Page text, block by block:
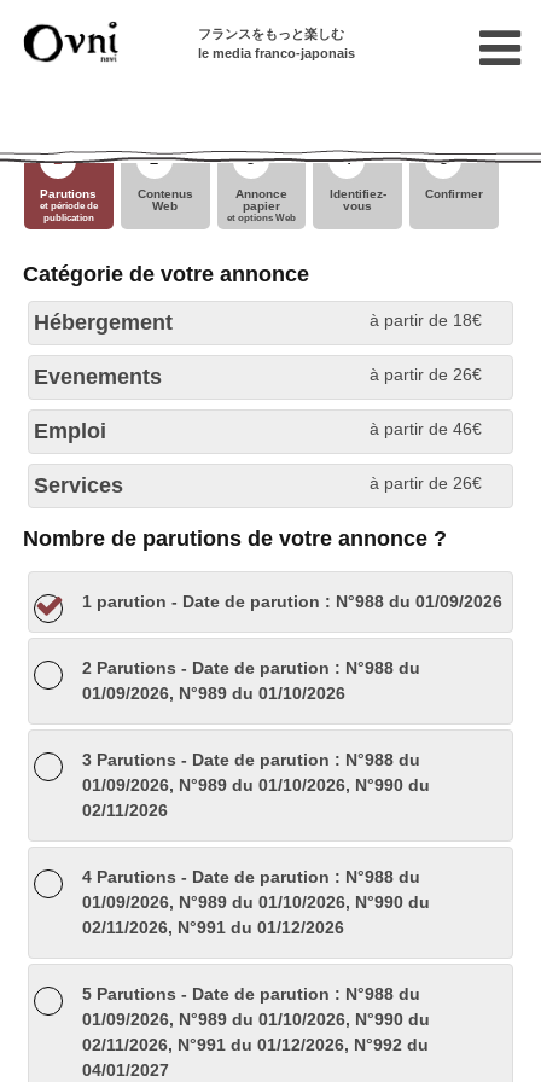
フランスをもっと楽しむ
le media franco-japonais
1
Parutions
et période de
publication
2
Contenus
Web
3
Annonce
papier
et options Web
4
Identifiez-
vous
5
Confirmer
Catégorie de votre annonce
Hébergement
Courte duree : 1P (chambre, studio, coloc')
Courte duree : Plus de 2P, maison, autres
Longue duree: 1P (chambre, studio, coloc')
Longue duree : Plus de 2P, maison, autres
Vente / Bail
Hotels
Bureaux
à partir de 18€
Evenements
Evénements
Nouveautés Livre
à partir de 26€
Emploi
Divers
Restauration
Demandes
à partir de 46€
Services
Je donne
Salon de coiffure
Bien-être
Dentistes
Medecins
Ecoles de français
Cours de musique
à partir de 26€
Nombre de parutions de votre annonce ?
1 parution - Date de parution : N°988 du 01/09/2026
2 Parutions - Date de parution : N°988 du
01/09/2026, N°989 du 01/10/2026
3 Parutions - Date de parution : N°988 du
01/09/2026, N°989 du 01/10/2026, N°990 du
02/11/2026
4 Parutions - Date de parution : N°988 du
01/09/2026, N°989 du 01/10/2026, N°990 du
02/11/2026, N°991 du 01/12/2026
5 Parutions - Date de parution : N°988 du
01/09/2026, N°989 du 01/10/2026, N°990 du
02/11/2026, N°991 du 01/12/2026, N°992 du
04/01/2027